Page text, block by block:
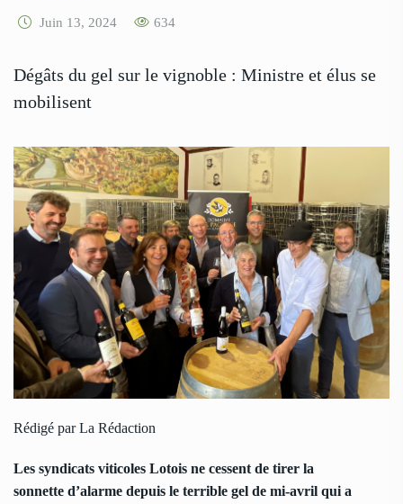
Juin 13, 2024 634
Dégâts du gel sur le vignoble : Ministre et élus se
mobilisent
Rédigé par La Rédaction
Les syndicats viticoles Lotois ne cessent de tirer la
sonnette d’alarme depuis le terrible gel de mi-avril qui a